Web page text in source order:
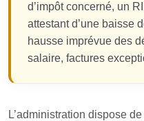
d’impôt concerné, un
attestant d’une baisse
hausse imprévue des
salaire, factures
L’administration dispose de